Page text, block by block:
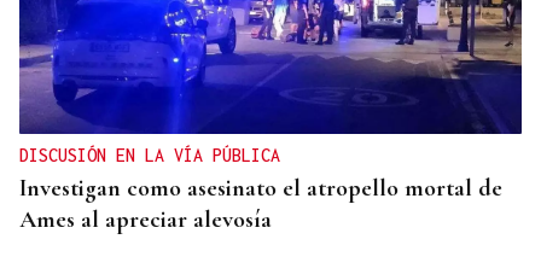
DISCUSIÓN EN LA VÍA PÚBLICA
Investigan como asesinato el atropello mortal de
Ames al apreciar alevosía